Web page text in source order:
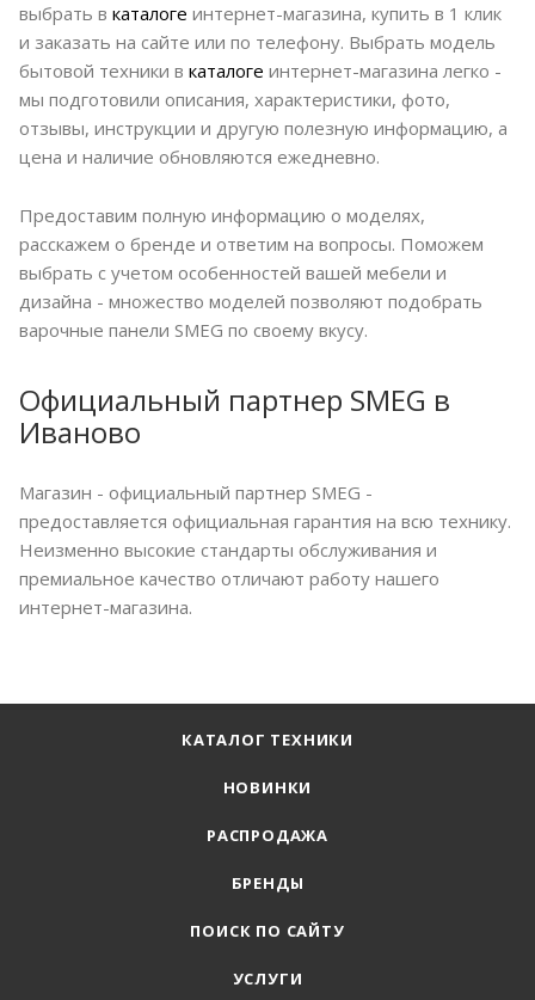
выбрать в каталоге интернет-магазина, купить в 1 клик
и заказать на сайте или по телефону. Выбрать модель
бытовой техники в каталоге интернет-магазина легко -
мы подготовили описания, характеристики, фото,
отзывы, инструкции и другую полезную информацию, а
цена и наличие обновляются ежедневно.
Предоставим полную информацию о моделях,
расскажем о бренде и ответим на вопросы. Поможем
выбрать с учетом особенностей вашей мебели и
дизайна - множество моделей позволяют подобрать
варочные панели SMEG по своему вкусу.
Официальный партнер SMEG в
Иваново
Магазин - официальный партнер SMEG -
предоставляется официальная гарантия на всю технику.
Неизменно высокие стандарты обслуживания и
премиальное качество отличают работу нашего
интернет-магазина.
КАТАЛОГ ТЕХНИКИ
НОВИНКИ
РАСПРОДАЖА
БРЕНДЫ
ПОИСК ПО САЙТУ
УСЛУГИ